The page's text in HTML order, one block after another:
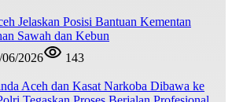
Jelaskan Posisi Bantuan Kementan
Sawah dan Kebun
06/2026
143
Aceh dan Kasat Narkoba Dibawa ke